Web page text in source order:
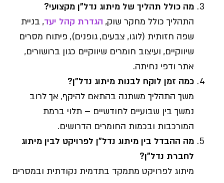
מה כולל תהליך של מיתוג נדל"ן מקצועי?
התהליך כולל מחקר שוק, הגדרת קהל יעד, בניית
שפה חזותית (לוגו, צבעים, גופנים), פיתוח מסרים
שיווקיים, ועיצוב חומרים שיווקיים כגון ברושורים,
אתר ודפי נחיתה.
כמה זמן לוקח לבנות מיתוג נדל"ן?
משך התהליך משתנה בהתאם להיקף, אך לרוב
נמשך בין שבועיים לחודשיים – תלוי ברמת
המורכבות ובכמות החומרים הדרושים.
מה ההבדל בין מיתוג נדל"ן לפרויקט לבין מיתוג
לחברת נדל"ן?
מיתוג לפרויקט מתמקד בתדמית נקודתית ובמסרים